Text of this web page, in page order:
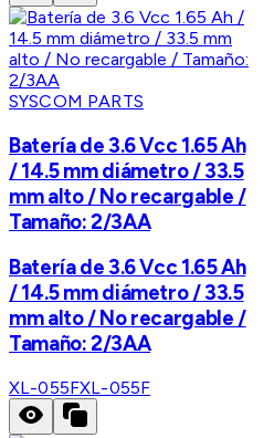
SYSCOM PARTS
Batería de 3.6 Vcc 1.65 Ah
/ 14.5 mm diámetro / 33.5
mm alto / No recargable /
Tamaño: 2/3AA
Batería de 3.6 Vcc 1.65 Ah
/ 14.5 mm diámetro / 33.5
mm alto / No recargable /
Tamaño: 2/3AA
XL-055FXL-055F